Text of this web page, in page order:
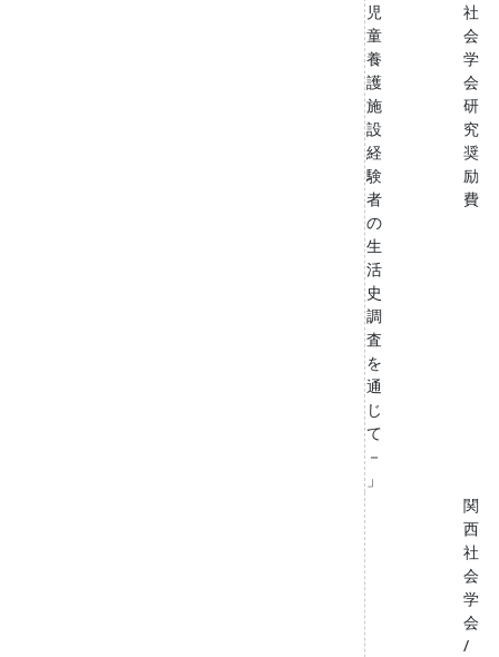
児
童
養
護
施
設
経
験
者
の
生
活
史
調
査
を
通
じ
て
－
」
社
会
学
会
研
究
奨
励
費
関
西
社
会
学
会
/